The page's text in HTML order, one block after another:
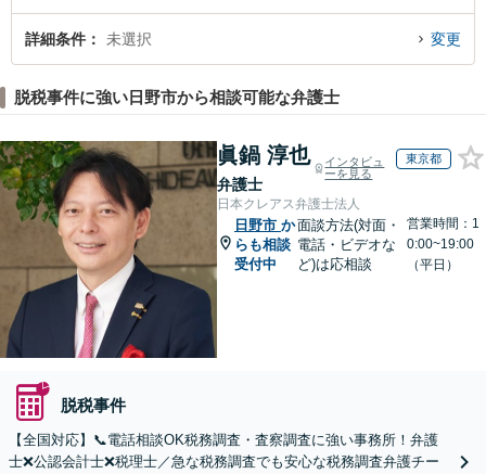
者さんにおすすめです。
詳細条件 未選択 変更
脱税事件に強い日野市から相談可能な弁護士
眞鍋 淳也
弁護士
インタビュ
ーを見る
東京都
日本クレアス弁護士法人
日野市 か
らも相談
受付中
面談方法(対面・
電話・ビデオな
ど)は応相談
営業時間：1
0:00~19:00
（平日）
脱税事件
【全国対応】📞電話相談OK税務調査・査察調査に強い事務所！弁護
士❌公認会計士❌税理士／急な税務調査でも安心な税務調査弁護チー